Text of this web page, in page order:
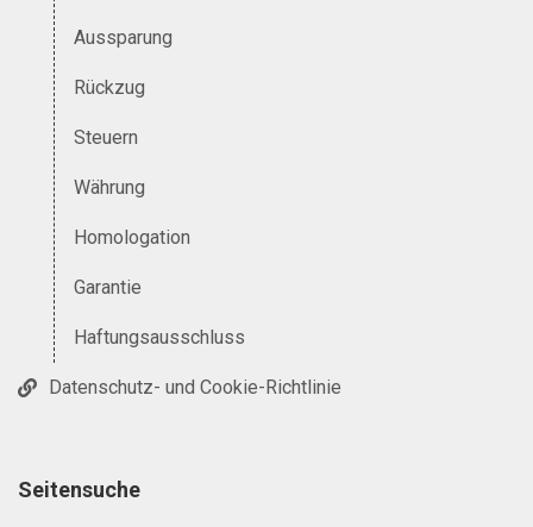
Aussparung
Rückzug
Steuern
Währung
Homologation
Garantie
Haftungsausschluss
Datenschutz- und Cookie-Richtlinie
Seitensuche